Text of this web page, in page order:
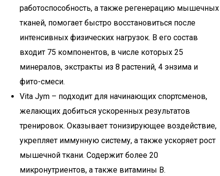
работоспособность, а также регенерацию мышечных
тканей, помогает быстро восстановиться после
интенсивных физических нагрузок. В его состав
входит 75 компонентов, в числе которых 25
минералов, экстракты из 8 растений, 4 энзима и
фито-смеси.
Vita Jym – подходит для начинающих спортсменов,
желающих добиться ускоренных результатов
тренировок. Оказывает тонизирующее воздействие,
укрепляет иммунную систему, а также ускоряет рост
мышечной ткани. Содержит более 20
микронутриентов, а также витамины В.